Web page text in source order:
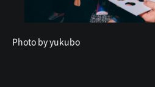
Photo by yukubo